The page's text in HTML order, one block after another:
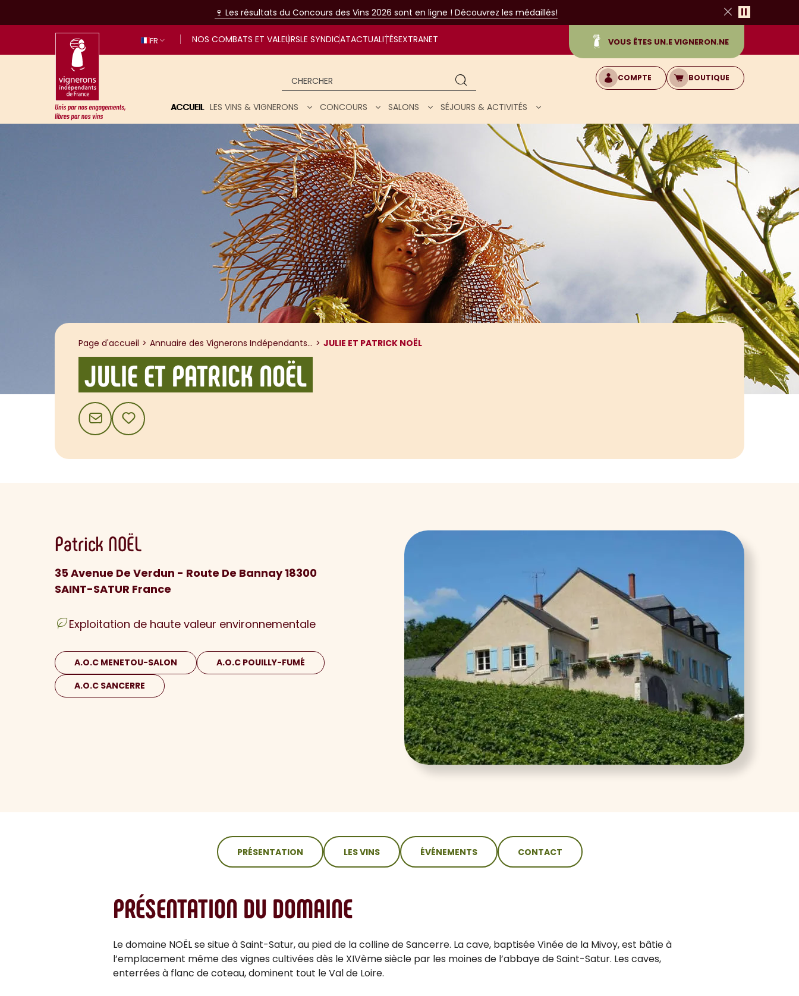
🍷 Les résultats du Concours des Vins 2026 sont en ligne ! Découvrez les médaillés!
Fermer
FR NOS COMBATS ET VALEURSLE SYNDICATACTUALITÉSEXTRANET VOUS ÊTES UN.E VIGNERON.NE
Unis par nos engagements, libres par nos vins
Chercher
COMPTE BOUTIQUE
ACCUEIL LES VINS & VIGNERONS CONCOURS SALONS SÉJOURS & ACTIVITÉS
Page d'accueil Annuaire des Vignerons Indépendants... JULIE ET PATRICK NOËL
JULIE ET PATRICK NOËL
CONTACTAJOUTER AUX FAVORIS
Patrick NOËL
35 Avenue De Verdun - Route De Bannay 18300
SAINT-SATUR France
Exploitation de haute valeur environnementale
A.O.C MENETOU-SALON
A.O.C POUILLY-FUMÉ
A.O.C SANCERRE
PRÉSENTATION LES VINS ÉVÉNEMENTS CONTACT
PRÉSENTATION DU DOMAINE
Le domaine NOËL se situe à Saint-Satur, au pied de la colline de Sancerre. La cave, baptisée Vinée de la Mivoy, est bâtie à
l’emplacement même des vignes cultivées dès le XIVème siècle par les moines de l’abbaye de Saint-Satur. Les caves,
enterrées à flanc de coteau, dominent tout le Val de Loire.